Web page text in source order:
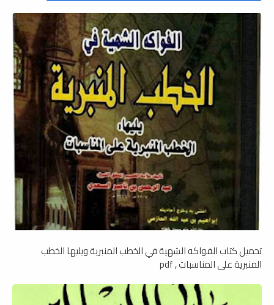
تحميل كتاب الفواكه الشهية في الخطب المنبرية ويليها الخطب
المنبرية على المناسبات , pdf